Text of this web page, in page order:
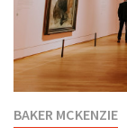
BAKER MCKENZIE